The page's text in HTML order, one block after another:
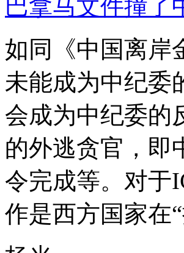
巴拿马文件撞了
如同《中国离岸
未能成为中纪委
会成为中纪委的
的外逃贪官，即
令完成等。对于
作是西方国家在